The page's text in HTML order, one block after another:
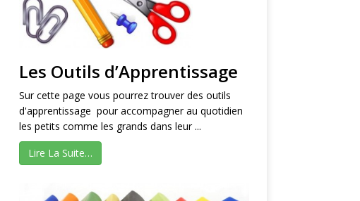
Les Outils d’Apprentissage
Sur cette page vous pourrez trouver des outils
d'apprentissage pour accompagner au quotidien
les petits comme les grands dans leur ...
Lire La Suite…